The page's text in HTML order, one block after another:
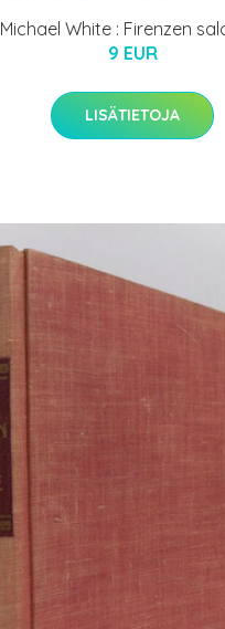
Michael White : Firenzen
9 EUR
LISÄTIETOJA